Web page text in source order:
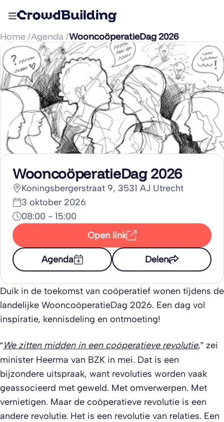
Home /Agenda /WooncoöperatieDag 2026
WooncoöperatieDag 2026
Koningsbergerstraat 9, 3531 AJ Utrecht
3 oktober 2026
08:00 - 15:00
Open link
Agenda Delen
Duik in de toekomst van coöperatief wonen tijdens de
landelijke WooncoöperatieDag 2026. Een dag vol
inspiratie, kennisdeling en ontmoeting!
“We zitten midden in een coöperatieve revolutie,” zei
minister Heerma van BZK in mei. Dat is een
bijzondere uitspraak, want revoluties worden vaak
geassocieerd met geweld. Met omverwerpen. Met
vernietigen. Maar de coöperatieve revolutie is een
andere revolutie. Het is een revolutie van relaties. Een